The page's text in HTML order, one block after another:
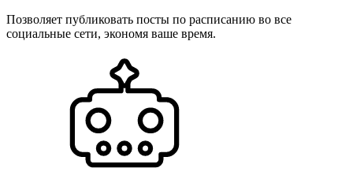
Позволяет публиковать посты по расписанию во все
социальные сети, экономя ваше время.